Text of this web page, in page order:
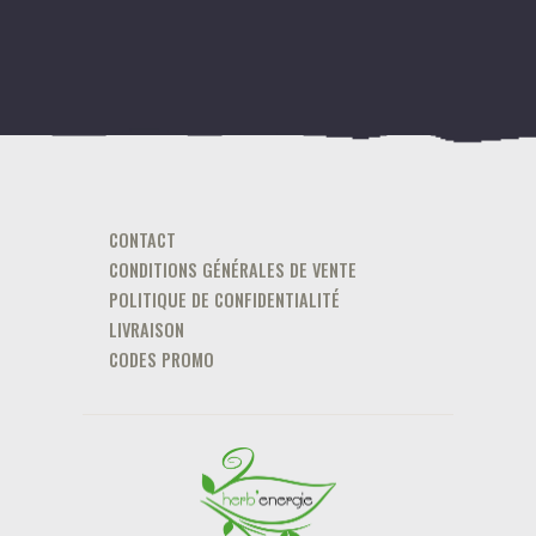
CONTACT
CONDITIONS GÉNÉRALES DE VENTE
POLITIQUE DE CONFIDENTIALITÉ
LIVRAISON
CODES PROMO